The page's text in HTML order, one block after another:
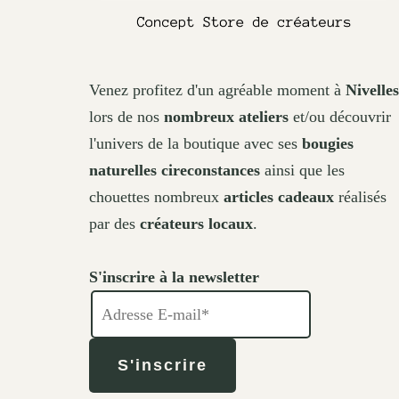
Venez profitez d'un agréable moment à Nivelles
lors de nos nombreux ateliers et/ou découvrir
l'univers de la boutique avec ses bougies
naturelles cireconstances ainsi que les
chouettes nombreux articles cadeaux réalisés
par des créateurs locaux.
S'inscrire à la newsletter